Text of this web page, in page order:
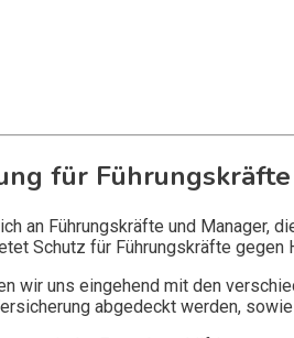
für
an Führungskräfte und Manager,
Schutz für Führungskräfte
wir uns eingehend mit den
abgedeckt werden,